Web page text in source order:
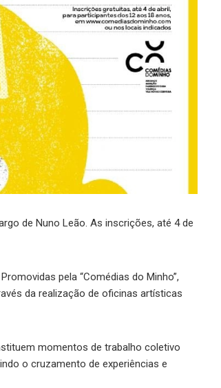
de Nuno Leão. As inscrições, até 4 de
pela “Comédias do Minho”,
da realização de oficinas artísticas
momentos de trabalho coletivo
o cruzamento de experiências e